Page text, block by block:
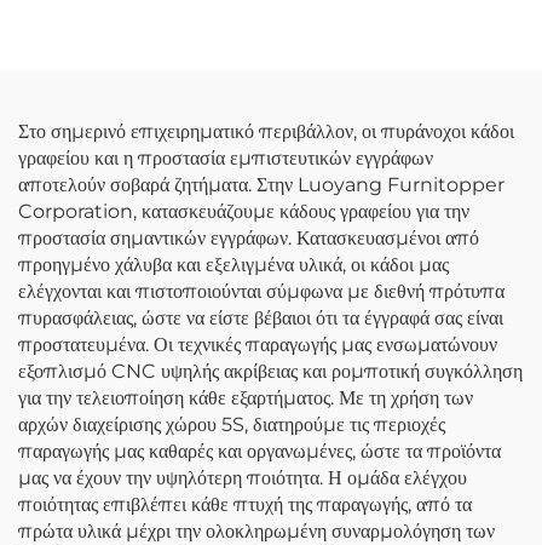
Στο σημερινό επιχειρηματικό περιβάλλον, οι πυράνοχοι κάδοι
γραφείου και η προστασία εμπιστευτικών εγγράφων
αποτελούν σοβαρά ζητήματα. Στην Luoyang Furnitopper
Corporation, κατασκευάζουμε κάδους γραφείου για την
προστασία σημαντικών εγγράφων. Κατασκευασμένοι από
προηγμένο χάλυβα και εξελιγμένα υλικά, οι κάδοι μας
ελέγχονται και πιστοποιούνται σύμφωνα με διεθνή πρότυπα
πυρασφάλειας, ώστε να είστε βέβαιοι ότι τα έγγραφά σας είναι
προστατευμένα. Οι τεχνικές παραγωγής μας ενσωματώνουν
εξοπλισμό CNC υψηλής ακρίβειας και ρομποτική συγκόλληση
για την τελειοποίηση κάθε εξαρτήματος. Με τη χρήση των
αρχών διαχείρισης χώρου 5S, διατηρούμε τις περιοχές
παραγωγής μας καθαρές και οργανωμένες, ώστε τα προϊόντα
μας να έχουν την υψηλότερη ποιότητα. Η ομάδα ελέγχου
ποιότητας επιβλέπει κάθε πτυχή της παραγωγής, από τα
πρώτα υλικά μέχρι την ολοκληρωμένη συναρμολόγηση των